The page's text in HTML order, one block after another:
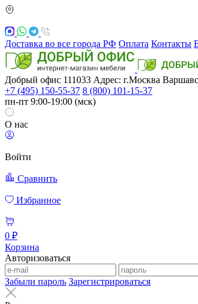
Доставка во все города РФ Оплата Контакты
Добрый офис 111033 Адрес: г.Москва
+7 (495) 150-55-37 8 (800) 101-15-37
пн-пт 9:00-19:00 (мск)
О нас
Войти
Сравнить
Избранное
0 ₽
Корзина
Авторизоваться
Забыли пароль Зарегистрироваться